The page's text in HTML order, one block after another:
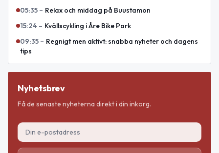
05:35 – Relax och middag på Buustamon
15:24 – Kvällscykling i Åre Bike Park
09:35 – Regnigt men aktivt: snabba nyheter och dagens
tips
Nyhetsbrev
Få de senaste nyheterna direkt i din inkorg.